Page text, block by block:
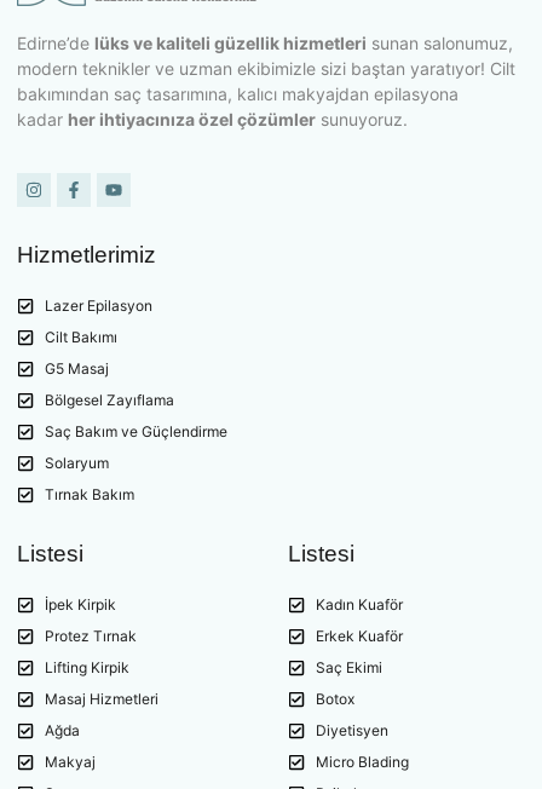
Edirne’de lüks ve kaliteli güzellik hizmetleri sunan salonumuz,
modern teknikler ve uzman ekibimizle sizi baştan yaratıyor! Cilt
bakımından saç tasarımına, kalıcı makyajdan epilasyona
kadar her ihtiyacınıza özel çözümler sunuyoruz.
Hizmetlerimiz
Lazer Epilasyon
Cilt Bakımı
G5 Masaj
Bölgesel Zayıflama
Saç Bakım ve Güçlendirme
Solaryum
Tırnak Bakım
Listesi
İpek Kirpik
Protez Tırnak
Lifting Kirpik
Masaj Hizmetleri
Ağda
Makyaj
Listesi
Kadın Kuaför
Erkek Kuaför
Saç Ekimi
Botox
Diyetisyen
Micro Blading